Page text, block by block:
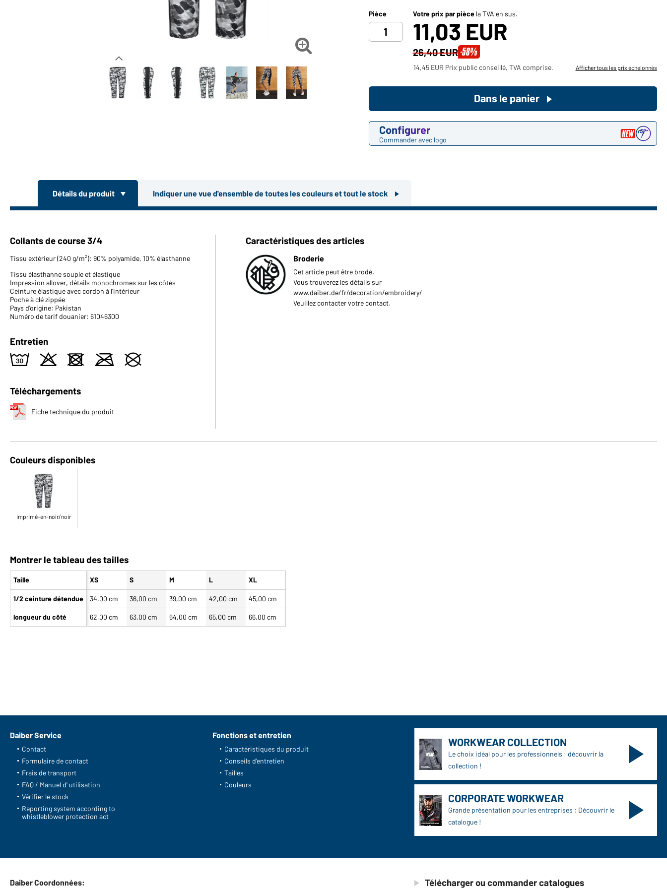
Chemin d'accès au shop des

Pièce Votre prix par pièce la TVA en sus.
11,03 EUR
26,40 EUR -58%
14,45 EUR Prix public conseillé, TVA comprise. Afficher tous les prix échelonnés
Configurer
Commander avec logo
Dans le panier
Détails du produit Indiquer une vue d'ensemble de toutes les couleurs et tout le stock
Collants de course 3/4
Tissu extérieur (240 g/m²): 90% polyamide, 10% élasthanne
Tissu élasthanne souple et élastique
Impression allover, détails monochromes sur les côtés
Ceinture élastique avec cordon à l'intérieur
Poche à clé zippée
Pays d'origine: Pakistan
Numéro de tarif douanier: 61046300
Entretien
w o d m U
Téléchargements
Fiche technique du produit
Caractéristiques des articles
Broderie
Cet article peut être brodé.
Vous trouverez les détails sur
www.daiber.de/fr/decoration/embroidery/
Veuillez contacter votre contact.
Couleurs disponibles
imprimé-en-noir/noir
Montrer le tableau des tailles
Taille
1/2 ceinture détendue
longueur du côté
XS S M L XL
34,00 cm 36,00 cm 39,00 cm 42,00 cm 45,00 cm
62,00 cm 63,00 cm 64,00 cm 65,00 cm 66,00 cm
Daiber Service
Contact
Formulaire de contact
Frais de transport
FAQ / Manuel d' utilisation
Vérifier le stock
Reporting system according to
whistleblower protection act
Fonctions et entretien
Caractéristiques du produit
Conseils d'entretien
Tailles
Couleurs
WORKWEAR COLLECTION
Le choix idéal pour les professionnels : découvrir la
collection !
CORPORATE WORKWEAR
Grande présentation pour les entreprises : Découvrir le
catalogue !
Daiber Coordonnées: Télécharger ou commander catalogues